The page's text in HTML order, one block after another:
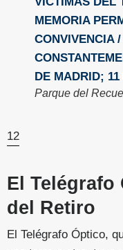
Parque del
12
El
del Retiro
El Telégrafo Óptico,